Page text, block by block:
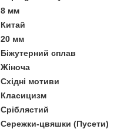
8 мм
Китай
20 мм
Біжутерний сплав
Жіноча
Східні мотиви
Класицизм
Сріблястий
Сережки-цвяшки (Пусети)